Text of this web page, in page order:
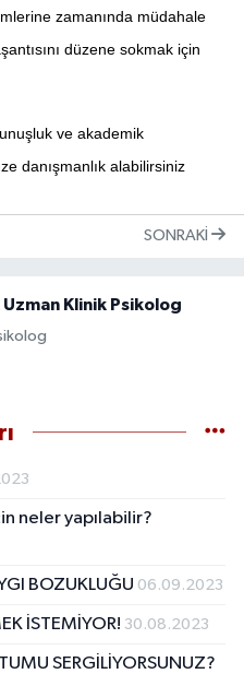
zamanında müdahale
düzene sokmak için
ve akademik
danışmanlık alabilirsiniz
SONRAKI
Uzman Klinik Psikolog
neler yapılabilir?
BOZUKLUĞU 06.09.2023
İSTEMİYOR! 30.08.2023
SERGİLİYORSUNUZ?